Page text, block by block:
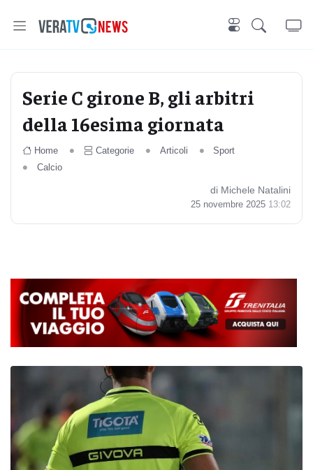
Serie C girone B, gli arbitri
della 16esima giornata
Home Categorie Articoli
Sport
Calcio
di Michele Natalini
25 novembre 2025 13:02